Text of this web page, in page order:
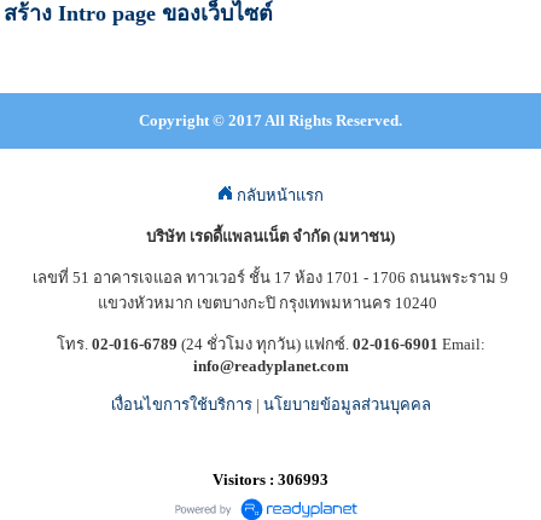
สร้าง Intro page ของเว็บไซต์
Copyright © 2017 All Rights Reserved.
กลับหน้าแรก
บริษัท เรดดี้แพลนเน็ต จำกัด (มหาชน)
เลขที่ 51 อาคารเจแอล ทาวเวอร์ ชั้น 17 ห้อง 1701 - 1706 ถนนพระราม 9
แขวงหัวหมาก เขตบางกะปิ กรุงเทพมหานคร 10240
โทร. 02-016-6789 (24 ชั่วโมง ทุกวัน) แฟกซ์. 02-016-6901 Email:
info@readyplanet.com
เงื่อนไขการใช้บริการ| นโยบายข้อมูลส่วนบุคคล
Visitors : 306993